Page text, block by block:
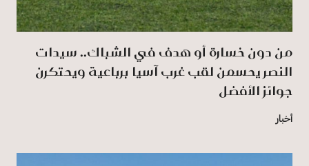
من دون خسارة أو هدف في الشباك.. سيدات
النصر يحسمن لقب غرب آسيا برباعية ويحتكرن
جوائز الأفضل
أخبار